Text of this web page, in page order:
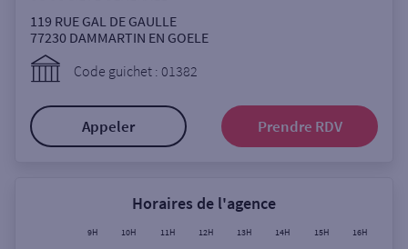
Ville / Code postal
Rue
Rechercher
119 RUE GAL DE GAULLE
77230 DAMMARTIN EN GOELE
Code guichet : 01382
Appeler Prendre RDV
Horaires de l'agence
9H 10H 11H 12H 13H 14H 15H 16H